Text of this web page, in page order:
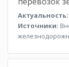
Актуальность:
Источники: